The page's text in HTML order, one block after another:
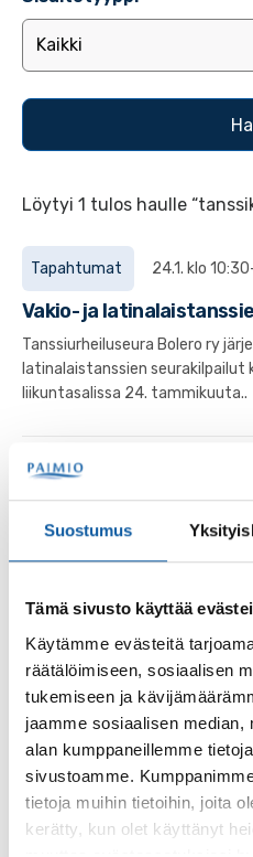
Suostumus
Tämä sivusto käyttää
Käytämme evästeitä
räätälöimiseen, sosiaalisen
tukemiseen ja
jaamme sosiaalisen median,
alan kumppaneillemme
sivustoamme.
tietoja muihin tietoihin, joita
kerätty, kun olet käyttänyt
Löytyi 1 tulos haulle
Tapahtumat 24.1. klo
Vakio- ja
Tanssiurheiluseura Bolero ry
latinalaistanssien seurakilpailut
liikuntasalissa 24. tammikuuta..
Postiosoite: PL
Vaihde:
Sähköposti: